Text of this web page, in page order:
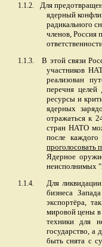
1.1.2.
Для
ядерный
радикального
членов, Россия
1.1.3.
В этой связи
участников
реализован
перечня
ресурсы и
ядерных
отражаться к
стран НАТО
после
проголосовать
Ядерное
неисполнимых
1.1.4.
Для
бизнеса
экспортёра,
мировой цены в
техники для
государство, а
быть снята с